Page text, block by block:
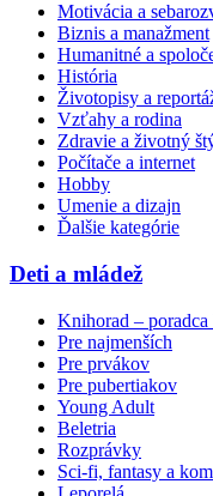
Motivácia a
Biznis a manažment
Humanitné a
História
Životopisy a
Vzťahy a rodina
Zdravie a životný
Počítače a internet
Hobby
Umenie a dizajn
Ďalšie kategórie
Deti a mládež
Knihorad –
Pre najmenších
Pre prvákov
Pre pubertiakov
Young Adult
Beletria
Rozprávky
Sci-fi, fantasy a